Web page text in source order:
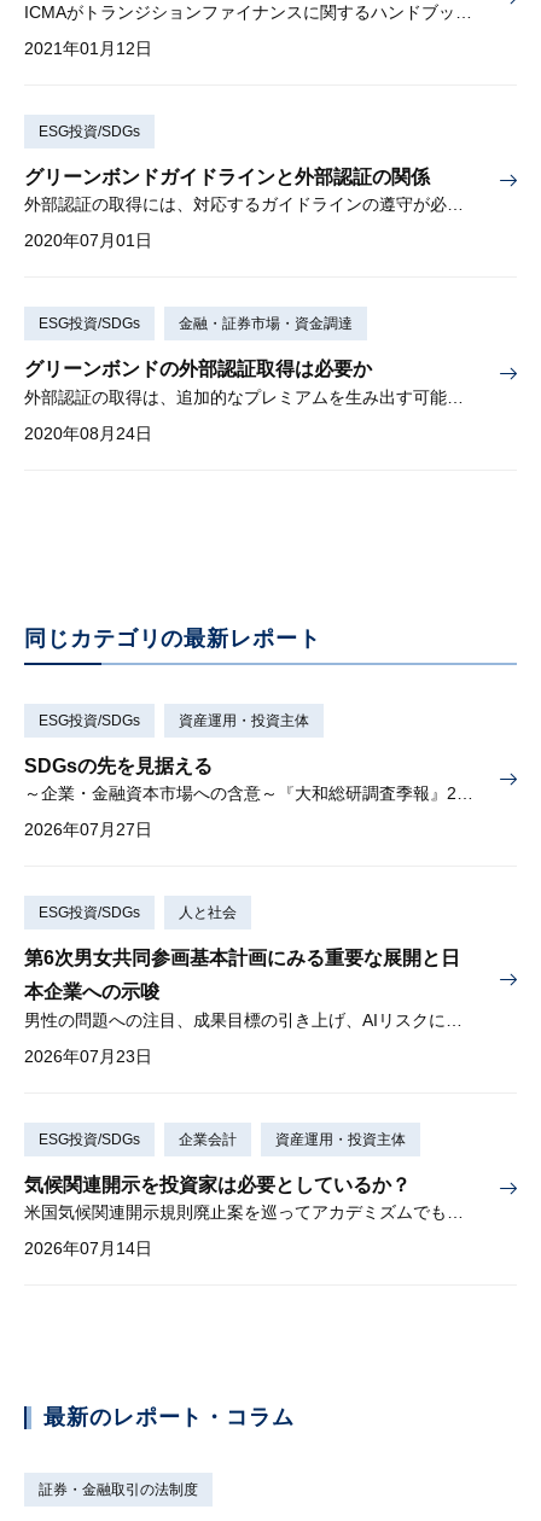
2021年01月12日
ESG投資/SDGs
グリーンボンドガイドラインと外部認証の関係
外部認証の取得には、対応するガイドラインの遵守が必要である
2020年07月01日
ESG投資/SDGs 金融・証券市場・資金調達
グリーンボンドの外部認証取得は必要か
2020年08月24日
同じカテゴリの最新レポート
ESG投資/SDGs 資産運用・投資主体
SDGsの先を見据える
～企業・金融資本市場への含意～『大和総研調査季報』2026年夏季号（Vol.63）掲載
2026年07月27日
ESG投資/SDGs 人と社会
第6次男女共同参画基本計画にみる重要な展開と日
本企業への示唆
2026年07月23日
ESG投資/SDGs 企業会計 資産運用・投資主体
気候関連開示を投資家は必要としているか？
米国気候関連開示規則廃止案を巡ってアカデミズムでも激しい論争
2026年07月14日
最新のレポート・コラム
証券・金融取引の法制度